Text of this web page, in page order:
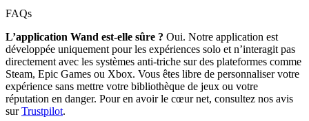
FAQs
L’application Wand est-elle sûre ? Oui. Notre application est
développée uniquement pour les expériences solo et n’interagit pas
directement avec les systèmes anti-triche sur des plateformes comme
Steam, Epic Games ou Xbox. Vous êtes libre de personnaliser votre
expérience sans mettre votre bibliothèque de jeux ou votre
réputation en danger. Pour en avoir le cœur net, consultez nos avis
surTrustpilot.